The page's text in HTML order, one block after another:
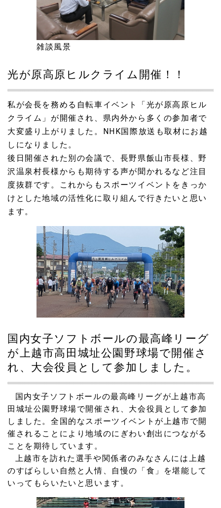
2024.07.15
新潟県上越市板倉区で自転車まつりを開催しました！！
2024.07.09
2024.06.20
消防団のはしごのぼり
2024.05.29
楡井辰雄県議会議長や地域の皆様とともに、板倉区別所地
内の地滑り防止施設の確認を行いました。
2024.02.27
新井柿崎線 現地調査 楡井辰雄新潟県議会議長にお越し
いただきました。
2023.12.04
上越老人福祉協会創立50周年、川室記念病院創立145周年
2023.11.19
頑張れ！地域の消防団
2023.11.10
板倉ふれあい祭り
2023.10.11
板倉区敬老会に来賓として出席
2023.08.18
スピード感を持って、やれることは何でもやる!!
2023.08.12
県道・河川・砂防に関する整備要望会を実施しました。
2023.08.09
そばの種まきに参加しました。
2023.07.22
夏の交通事故防止運動が始まりました。
2023.07.12
板倉小学校で防犯講話をさせていただきました。
2023.06.29
雑談風景
光が原高原ヒルクライム開催！！
私が会長を務める自転車イベント「光が原高原ヒル
クライム」が開催され、県内外から多くの参加者で
大変盛り上がりました。NHK国際放送も取材にお越
しになりました。
後日開催された別の会議で、長野県飯山市長様、野
沢温泉村長様からも期待する声が聞かれるなど注目
度抜群です。これからもスポーツイベントをきっか
けとした地域の活性化に取り組んで行きたいと思い
ます。
国内女子ソフトボールの最高峰リーグ
が上越市高田城址公園野球場で開催さ
れ、大会役員として参加しました。
国内女子ソフトボールの最高峰リーグが上越市高
田城址公園野球場で開催され、大会役員として参加
しました。全国的なスポーツイベントが上越市で開
催されることにより地域のにぎわい創出につながる
ことを期待しています。
上越市を訪れた選手や関係者のみなさんには上越
のすばらしい自然と人情、自慢の「食」を堪能して
いってもらいたいと思います。